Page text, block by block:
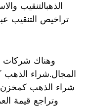
الذهبالتنقيب
تراخيص التنقيب
وهناك شركات
المجال.شراء الذهب
شراء الذهب كمخزن